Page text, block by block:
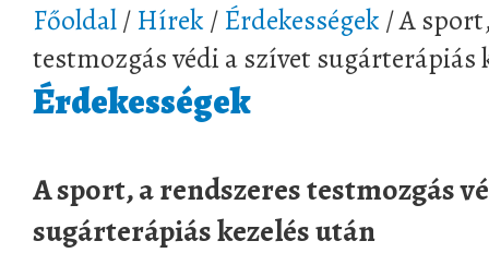
Főoldal/ Hírek / Érdekességek / A
testmozgás védi a szívet sugárterápiás
Érdekességek
A sport, a rendszeres testmozgás
sugárterápiás kezelés után